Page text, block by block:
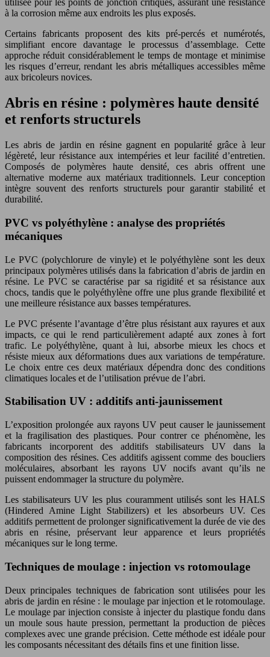
utilisée pour les points de jonction critiques, assurant une résistance
à la corrosion même aux endroits les plus exposés.
Certains fabricants proposent des kits pré-percés et numérotés,
simplifiant encore davantage le processus d’assemblage. Cette
approche réduit considérablement le temps de montage et minimise
les risques d’erreur, rendant les abris métalliques accessibles même
aux bricoleurs novices.
Abris en résine : polymères haute densité
et renforts structurels
Les abris de jardin en résine gagnent en popularité grâce à leur
légèreté, leur résistance aux intempéries et leur facilité d’entretien.
Composés de polymères haute densité, ces abris offrent une
alternative moderne aux matériaux traditionnels. Leur conception
intègre souvent des renforts structurels pour garantir stabilité et
durabilité.
PVC vs polyéthylène : analyse des propriétés
mécaniques
Le PVC (polychlorure de vinyle) et le polyéthylène sont les deux
principaux polymères utilisés dans la fabrication d’abris de jardin en
résine. Le PVC se caractérise par sa rigidité et sa résistance aux
chocs, tandis que le polyéthylène offre une plus grande flexibilité et
une meilleure résistance aux basses températures.
Le PVC présente l’avantage d’être plus résistant aux rayures et aux
impacts, ce qui le rend particulièrement adapté aux zones à fort
trafic. Le polyéthylène, quant à lui, absorbe mieux les chocs et
résiste mieux aux déformations dues aux variations de température.
Le choix entre ces deux matériaux dépendra donc des conditions
climatiques locales et de l’utilisation prévue de l’abri.
Stabilisation UV : additifs anti-jaunissement
L’exposition prolongée aux rayons UV peut causer le jaunissement
et la fragilisation des plastiques. Pour contrer ce phénomène, les
fabricants incorporent des additifs stabilisateurs UV dans la
composition des résines. Ces additifs agissent comme des boucliers
moléculaires, absorbant les rayons UV nocifs avant qu’ils ne
puissent endommager la structure du polymère.
Les stabilisateurs UV les plus couramment utilisés sont les HALS
(Hindered Amine Light Stabilizers) et les absorbeurs UV. Ces
additifs permettent de prolonger significativement la durée de vie des
abris en résine, préservant leur apparence et leurs propriétés
mécaniques sur le long terme.
Techniques de moulage : injection vs rotomoulage
Deux principales techniques de fabrication sont utilisées pour les
abris de jardin en résine : le moulage par injection et le rotomoulage.
Le moulage par injection consiste à injecter du plastique fondu dans
un moule sous haute pression, permettant la production de pièces
complexes avec une grande précision. Cette méthode est idéale pour
les composants nécessitant des détails fins et une finition lisse.